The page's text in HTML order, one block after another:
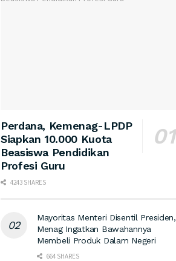
Perdana, Kemenag-LPDP
Siapkan 10.000 Kuota
Beasiswa Pendidikan
Profesi Guru
4243 SHARES
Mayoritas Menteri Disentil Presiden,
Menag Ingatkan Bawahannya
Membeli Produk Dalam Negeri
664 SHARES